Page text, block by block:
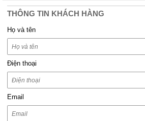
THÔNG TIN KHÁCH HÀNG
Họ và tên
Điện thoại
Email